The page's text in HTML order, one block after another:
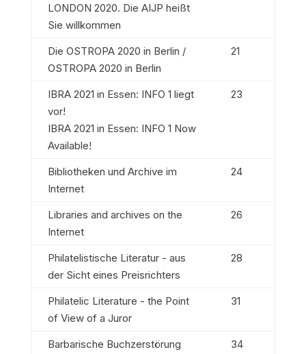
LONDON 2020. Die AIJP heißt
Sie willkommen
Die OSTROPA 2020 in Berlin /
OSTROPA 2020 in Berlin
21
IBRA 2021 in Essen: INFO 1 liegt
vor!
IBRA 2021 in Essen: INFO 1 Now
Available!
23
Bibliotheken und Archive im
Internet
24
Libraries and archives on the
Internet
26
Philatelistische Literatur - aus
der Sicht eines Preisrichters
28
Philatelic Literature - the Point
of View of a Juror
31
Barbarische Buchzerstörung
34